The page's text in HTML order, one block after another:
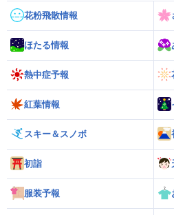
花粉飛散情報
ほたる情報
熱中症予報
紅葉情報
スキー＆スノボ
初詣
服装予報